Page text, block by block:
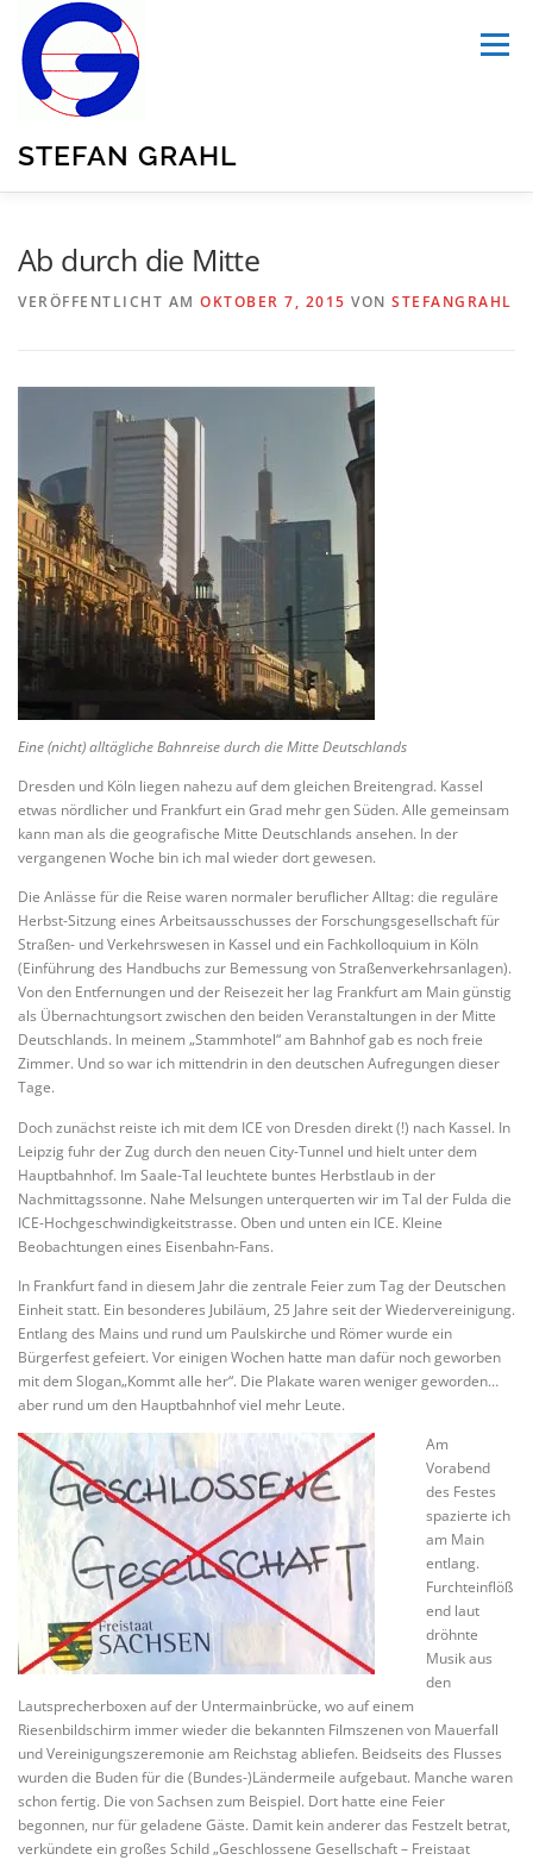
Inhalt
springen
STEFAN GRAHL
Menü
SUMMARY
Ab durch die Mitte
VERÖFFENTLICHT AM OKTOBER 7, 2015 VON STEFANGRAHL
Eine (nicht) alltägliche Bahnreise durch die Mitte Deutschlands
Dresden und Köln liegen nahezu auf dem gleichen Breitengrad. Kassel
etwas nördlicher und Frankfurt ein Grad mehr gen Süden. Alle gemeinsam
kann man als die geografische Mitte Deutschlands ansehen. In der
vergangenen Woche bin ich mal wieder dort gewesen.
Die Anlässe für die Reise waren normaler beruflicher Alltag: die reguläre
Herbst-Sitzung eines Arbeitsausschusses der Forschungsgesellschaft für
Straßen- und Verkehrswesen in Kassel und ein Fachkolloquium in Köln
(Einführung des Handbuchs zur Bemessung von Straßenverkehrsanlagen).
Von den Entfernungen und der Reisezeit her lag Frankfurt am Main günstig
als Übernachtungsort zwischen den beiden Veranstaltungen in der Mitte
Deutschlands. In meinem „Stammhotel“ am Bahnhof gab es noch freie
Zimmer. Und so war ich mittendrin in den deutschen Aufregungen dieser
Tage.
Doch zunächst reiste ich mit dem ICE von Dresden direkt (!) nach Kassel. In
Leipzig fuhr der Zug durch den neuen City-Tunnel und hielt unter dem
Hauptbahnhof. Im Saale-Tal leuchtete buntes Herbstlaub in der
Nachmittagssonne. Nahe Melsungen unterquerten wir im Tal der Fulda die
ICE-Hochgeschwindigkeitstrasse. Oben und unten ein ICE. Kleine
Beobachtungen eines Eisenbahn-Fans.
In Frankfurt fand in diesem Jahr die zentrale Feier zum Tag der Deutschen
Einheit statt. Ein besonderes Jubiläum, 25 Jahre seit der Wiedervereinigung.
Entlang des Mains und rund um Paulskirche und Römer wurde ein
Bürgerfest gefeiert. Vor einigen Wochen hatte man dafür noch geworben
mit dem Slogan„Kommt alle her“. Die Plakate waren weniger geworden…
aber rund um den Hauptbahnhof viel mehr Leute.
Am
Vorabend
des Festes
spazierte ich
am Main
entlang.
Furchteinflöß
end laut
dröhnte
Musik aus
den
Lautsprecherboxen auf der Untermainbrücke, wo auf einem
Riesenbildschirm immer wieder die bekannten Filmszenen von Mauerfall
und Vereinigungszeremonie am Reichstag abliefen. Beidseits des Flusses
wurden die Buden für die (Bundes-)Ländermeile aufgebaut. Manche waren
schon fertig. Die von Sachsen zum Beispiel. Dort hatte eine Feier
begonnen, nur für geladene Gäste. Damit kein anderer das Festzelt betrat,
verkündete ein großes Schild „Geschlossene Gesellschaft – Freistaat